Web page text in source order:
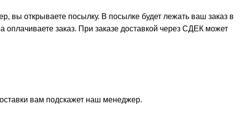
вы открываете посылку. В посылке будет лежать ваш заказ в
оплачиваете заказ. При заказе доставкой через СДЕК может
вам подскажет наш менеджер.